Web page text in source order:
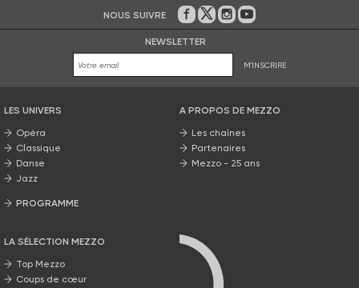
NOUS SUIVRE Sur Facebook
Sur Twitter
Sur Instagram
Sur Youtube
NEWSLETTER
M'INSCRIRE
LES UNIVERS
Opéra
Classique
Danse
Jazz
PROGRAMME
LA SÉLECTION MEZZO
Top Mezzo
Coups de cœur
A PROPOS DE MEZZO
Les chaînes
Partenaires
Mezzo - 25 ans